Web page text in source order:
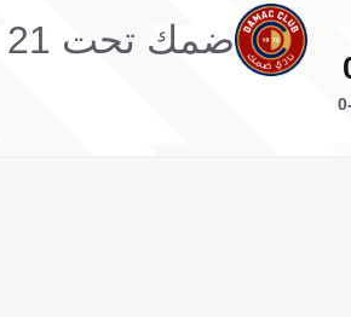
ضمك تحت 21